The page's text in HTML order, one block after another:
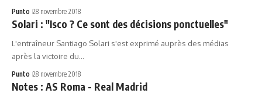
Punto 28 novembre 2018
Solari : "Isco ? Ce sont des décisions ponctuelles"
L'entraîneur Santiago Solari s'est exprimé auprès des médias
après la victoire du…
Punto 28 novembre 2018
Notes : AS Roma - Real Madrid